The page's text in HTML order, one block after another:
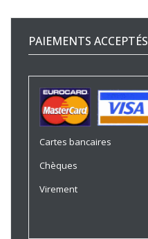
PAIEMENTS ACCEPTÉS
Cartes bancaires
Chèques
Virement